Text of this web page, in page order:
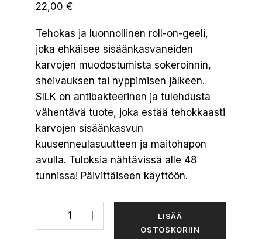
22,00€
Tehokas ja luonnollinen roll-on-geeli,
joka ehkäisee sisäänkasvaneiden
karvojen muodostumista sokeroinnin,
sheivauksen tai nyppimisen jälkeen.
SILK on antibakteerinen ja tulehdusta
vähentävä tuote, joka estää tehokkaasti
karvojen sisäänkasvun
kuusenneulasuutteen ja maitohapon
avulla. Tuloksia nähtävissä alle 48
tunnissa! Päivittäiseen käyttöön.
LISÄÄ
OSTOSKORIIN